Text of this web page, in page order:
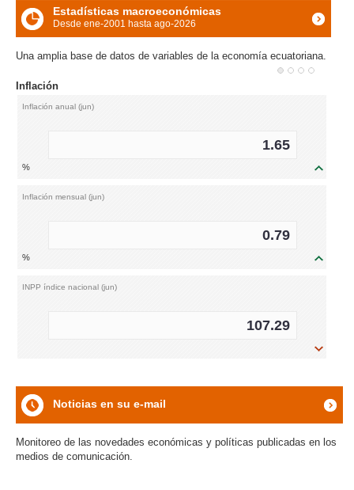
icon
Estadísticas macroeconómicas
Desde ene-2001 hasta ago-2026
Una amplia base de datos de variables de la economía ecuatoriana.
Inflación
Inflación anual (jun)
1.65
%
Inflación mensual (jun)
0.79
%
INPP índice nacional (jun)
107.29
icon
Noticias en su e-mail
Monitoreo de las novedades económicas y políticas publicadas en los
medios de comunicación.